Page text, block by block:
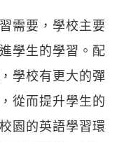
需要，學校主要
學生的學習。配
學校有更大的彈
從而提升學生的
園的英語學習環